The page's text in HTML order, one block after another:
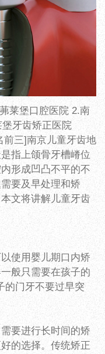
莱堡口腔医院 2.南
牙齿矫正医院
前三]南京儿童牙齿地
指上颌骨牙槽嵴位
形成凹凸不平的不
要及早处理和矫
文将讲解儿童牙齿
使用婴儿期口内矫
般只需要在孩子的
的门牙不要过早突
要进行长时间的矫
的选择。传统矫正